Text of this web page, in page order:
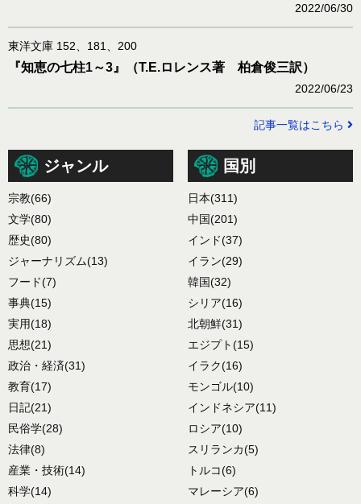
2022/06/30
東洋文庫 152、181、200
『知恵の七柱1～3』（T.E.ロレンス著 柏倉俊三訳）
2022/06/23
記事一覧はこちら
ジャンル
宗教(66)
文学(80)
歴史(80)
ジャーナリズム(13)
フード(7)
事典(15)
実用(18)
思想(21)
政治・経済(31)
教育(17)
日記(21)
民俗学(28)
法律(8)
産業・技術(14)
科学(14)
国別
日本(311)
中国(201)
インド(37)
イラン(29)
韓国(32)
シリア(16)
北朝鮮(31)
エジプト(15)
イラク(16)
モンゴル(10)
インドネシア(11)
ロシア(10)
スリランカ(5)
トルコ(6)
マレーシア(6)